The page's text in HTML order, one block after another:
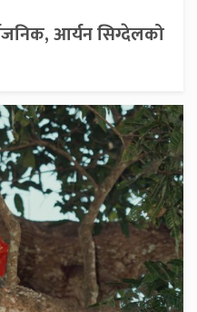
आर्यन सिग्देलको